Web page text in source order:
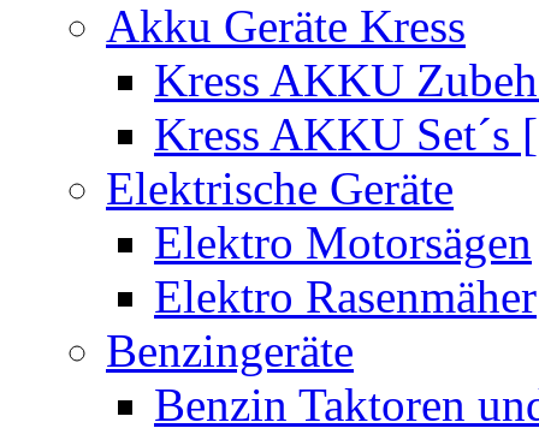
Akku Geräte Kress
Kress AKKU
Kress AKKU Set´s
Elektrische Geräte
Elektro Motorsägen
Elektro Rasenmäher
Benzingeräte
Benzin Taktoren